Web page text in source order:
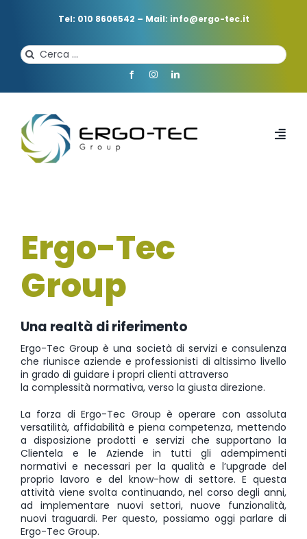
Tel: 010 8606542 – Mail: info@ergo-tec.it
Cerca
per:
FORMAZIONE
NEWS
EVENTI NOVITÀ
CONTATTI
Ergo-Tec
Group
Una realtà di riferimento
Ergo-Tec Group è una società di servizi e consulenza
che riunisce aziende e professionisti di altissimo livello
in grado di guidare i propri clienti attraverso
la complessità normativa, verso la giusta direzione.
La forza di Ergo-Tec Group è operare con assoluta
versatilità, affidabilità e piena competenza, mettendo
a disposizione prodotti e servizi che supportano la
Clientela e le Aziende in tutti gli adempimenti
normativi e necessari per la qualità e l’upgrade del
proprio lavoro e del know-how di settore.E questa
attività viene svolta continuando, nel corso degli anni,
ad implementare nuovi settori, nuove funzionalità,
nuovi traguardi. Per questo, possiamo oggi parlare di
Ergo-Tec Group.